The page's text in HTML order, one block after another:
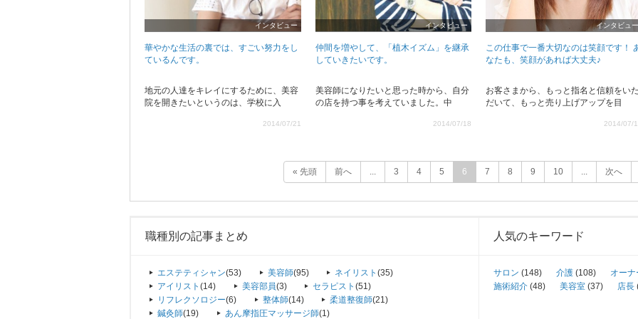
インタビュー
華やかな生活の裏では、すごい努力をし
ているんです。
地元の人達をキレイにするために、美容
院を開きたいというのは、学校に入
2014/07/21
インタビュー
仲間を増やして、「植木イズム」を継承
していきたいです。
美容師になりたいと思った時から、自分
の店を持つ事を考えていました。中
2014/07/18
インタビュー
この仕事で一番大切なのは笑顔です！
なたも、笑顔があれば大丈夫♪
お客さまから、もっと指名と信頼をい
だいて、もっと売り上げアップを目
2014/07/
« 先頭 前へ ... 3 4 5 6 7 8 9 10 ... 次へ
職種別の記事まとめ 人気のキーワード
エステティシャン(53) 美容師(95) ネイリスト(35)
アイリスト (14) 美容部員(3) セラピスト(51)
リフレクソロジー(6) 整体師(14) 柔道整復師(21)
鍼灸師(19) あん摩指圧マッサージ師(1)
サロン (148) 介護 (108)
オーナ
施術紹介 (48) 美容室 (37) 店長